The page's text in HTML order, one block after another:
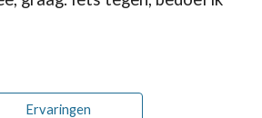
Ervaringen